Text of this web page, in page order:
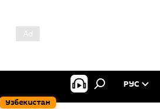
Узбекистан
РУС